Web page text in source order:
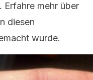
Erfahre mehr über
diesen
wurde.